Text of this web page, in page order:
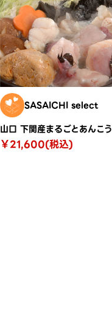
SASAICHI select
山口 下関産まるごとあんこう
￥21,600(税込)